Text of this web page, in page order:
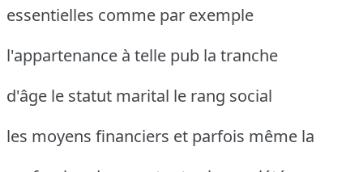
essentielles comme par exemple
l'appartenance à telle pub la tranche
d'âge le statut marital le rang social
les moyens financiers et parfois même la